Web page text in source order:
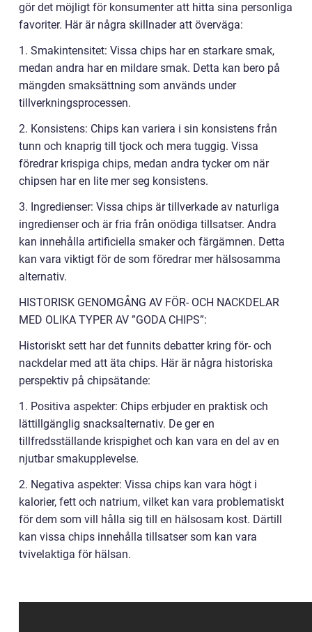
gör det möjligt för konsumenter att hitta sina personliga
favoriter. Här är några skillnader att överväga:
1. Smakintensitet: Vissa chips har en starkare smak,
medan andra har en mildare smak. Detta kan bero på
mängden smaksättning som används under
tillverkningsprocessen.
2. Konsistens: Chips kan variera i sin konsistens från
tunn och knaprig till tjock och mera tuggig. Vissa
föredrar krispiga chips, medan andra tycker om när
chipsen har en lite mer seg konsistens.
3. Ingredienser: Vissa chips är tillverkade av naturliga
ingredienser och är fria från onödiga tillsatser. Andra
kan innehålla artificiella smaker och färgämnen. Detta
kan vara viktigt för de som föredrar mer hälsosamma
alternativ.
HISTORISK GENOMGÅNG AV FÖR- OCH NACKDELAR
MED OLIKA TYPER AV ”GODA CHIPS”:
Historiskt sett har det funnits debatter kring för- och
nackdelar med att äta chips. Här är några historiska
perspektiv på chipsätande:
1. Positiva aspekter: Chips erbjuder en praktisk och
lättillgänglig snacksalternativ. De ger en
tillfredsställande krispighet och kan vara en del av en
njutbar smakupplevelse.
2. Negativa aspekter: Vissa chips kan vara högt i
kalorier, fett och natrium, vilket kan vara problematiskt
för dem som vill hålla sig till en hälsosam kost. Därtill
kan vissa chips innehålla tillsatser som kan vara
tvivelaktiga för hälsan.